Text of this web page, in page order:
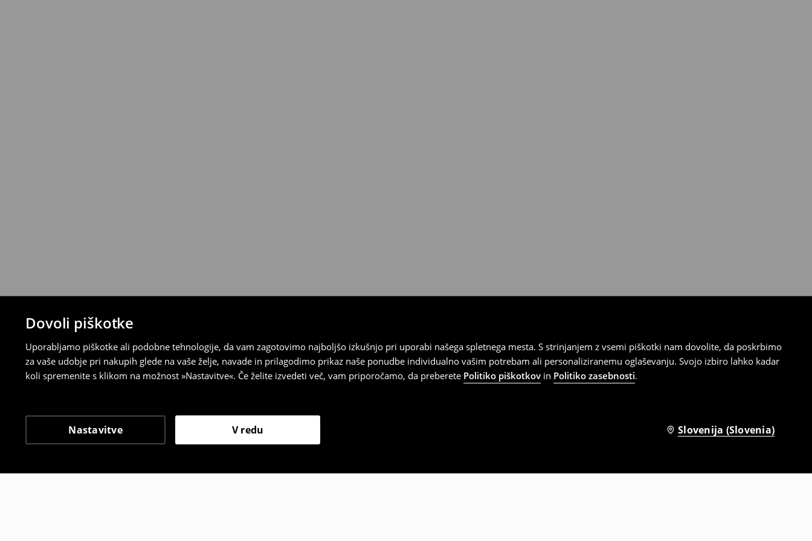
Dovoli piškotke
Uporabljamo piškotke ali podobne tehnologije, da vam zagotovimo najboljšo izkušnjo pri uporabi našega spletnega mesta. S strinjanjem z vsemi piškotki nam dovolite, da poskrbimo
za vaše udobje pri nakupih glede na vaše želje, navade in prilagodimo prikaz naše ponudbe individualno vašim potrebam ali personaliziranemu oglaševanju. Svojo izbiro lahko kadar
koli spremenite s klikom na možnost »Nastavitve«. Če želite izvedeti več, vam priporočamo, da preberete Politiko piškotkov in Politiko zasebnosti.
Nastavitve V redu Slovenija (Slovenia)